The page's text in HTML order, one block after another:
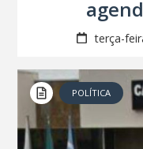
terça-
POLÍTICA